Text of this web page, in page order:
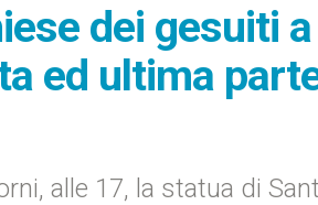
dei gesuiti
ed ultima
alle 17, la statua di